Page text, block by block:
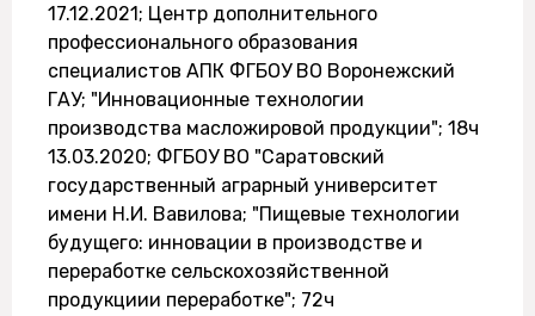
17.12.2021; Центр дополнительного
профессионального образования
специалистов АПК ФГБОУ ВО Воронежский
ГАУ; "Инновационные технологии
производства масложировой продукции"; 18ч
13.03.2020; ФГБОУ ВО "Саратовский
государственный аграрный университет
имени Н.И. Вавилова; "Пищевые технологии
будущего: инновации в производстве и
переработке сельскохозяйственной
продукциии переработке"; 72ч